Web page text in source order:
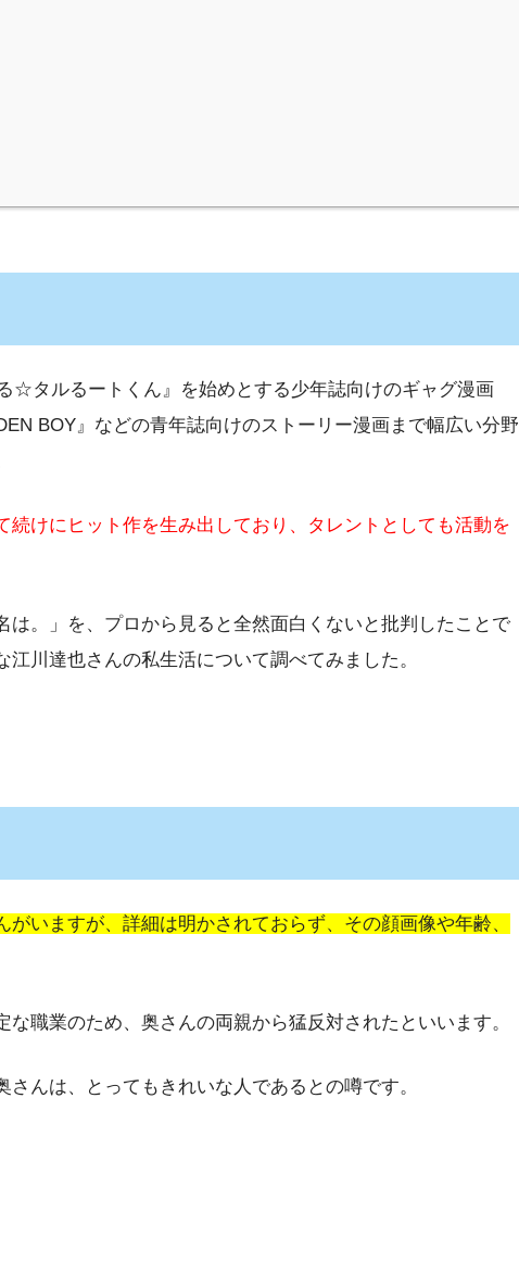
☆タルるートくん』を始めとする少年誌向けのギャグ漫画
BOY』などの青年誌向けのストーリー漫画まで幅広い分野
続けにヒット作を生み出しており、タレントとしても活動を
は。」を、プロから見ると全然面白くないと批判したことで
江川達也さんの私生活について調べてみました。
いますが、詳細は明かされておらず、その顔画像や年齢、
職業のため、奥さんの両親から猛反対されたといいます。
んは、とってもきれいな人であるとの噂です。